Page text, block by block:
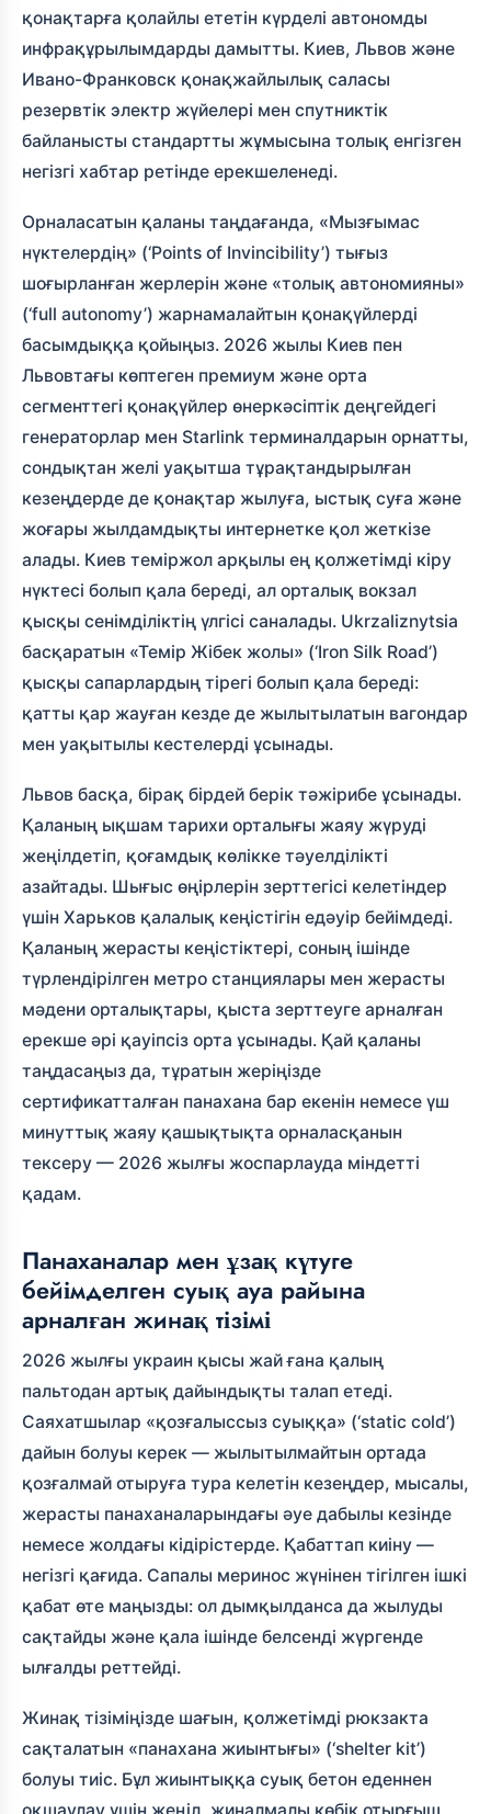
қонақтарға қолайлы ететін күрделі автономды
инфрақұрылымдарды дамытты. Киев, Львов және
Ивано-Франковск қонақжайлылық саласы
резервтік электр жүйелері мен спутниктік
байланысты стандартты жұмысына толық енгізген
негізгі хабтар ретінде ерекшеленеді.
Орналасатын қаланы таңдағанда, «Мызғымас
нүктелердің» (‘Points of Invincibility’) тығыз
шоғырланған жерлерін және «толық автономияны»
(‘full autonomy’) жарнамалайтын қонақүйлерді
басымдыққа қойыңыз. 2026 жылы Киев пен
Львовтағы көптеген премиум және орта
сегменттегі қонақүйлер өнеркәсіптік деңгейдегі
генераторлар мен Starlink терминалдарын орнатты,
сондықтан желі уақытша тұрақтандырылған
кезеңдерде де қонақтар жылуға, ыстық суға және
жоғары жылдамдықты интернетке қол жеткізе
алады. Киев теміржол арқылы ең қолжетімді кіру
нүктесі болып қала береді, ал орталық вокзал
қысқы сенімділіктің үлгісі саналады. Ukrzaliznytsia
басқаратын «Темір Жібек жолы» (‘Iron Silk Road’)
қысқы сапарлардың тірегі болып қала береді:
қатты қар жауған кезде де жылытылатын вагондар
мен уақытылы кестелерді ұсынады.
Львов басқа, бірақ бірдей берік тәжірибе ұсынады.
Қаланың ықшам тарихи орталығы жаяу жүруді
жеңілдетіп, қоғамдық көлікке тәуелділікті
азайтады. Шығыс өңірлерін зерттегісі келетіндер
үшін Харьков қалалық кеңістігін едәуір бейімдеді.
Қаланың жерасты кеңістіктері, соның ішінде
түрлендірілген метро станциялары мен жерасты
мәдени орталықтары, қыста зерттеуге арналған
ерекше әрі қауіпсіз орта ұсынады. Қай қаланы
таңдасаңыз да, тұратын жеріңізде
сертификатталған панахана бар екенін немесе үш
минуттық жаяу қашықтықта орналасқанын
тексеру — 2026 жылғы жоспарлауда міндетті
қадам.
Панаханалар мен ұзақ күтуге
бейімделген суық ауа райына
арналған жинақ тізімі
2026 жылғы украин қысы жай ғана қалың
пальтодан артық дайындықты талап етеді.
Саяхатшылар «қозғалыссыз суыққа» (‘static cold’)
дайын болуы керек — жылытылмайтын ортада
қозғалмай отыруға тура келетін кезеңдер, мысалы,
жерасты панаханаларындағы әуе дабылы кезінде
немесе жолдағы кідірістерде. Қабаттап киіну —
негізгі қағида. Сапалы меринос жүнінен тігілген ішкі
қабат өте маңызды: ол дымқылданса да жылуды
сақтайды және қала ішінде белсенді жүргенде
ылғалды реттейді.
Жинақ тізіміңізде шағын, қолжетімді рюкзакта
сақталатын «панахана жиынтығы» (‘shelter kit’)
болуы тиіс. Бұл жиынтыққа суық бетон еденнен